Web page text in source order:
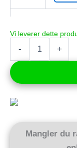
-
motor
3
kW
400V
rpm
2)
+
Mangler du